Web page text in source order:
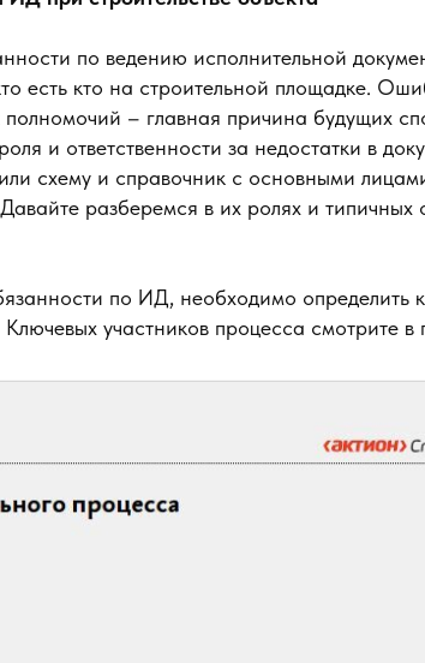
по ведению исполнительной
есть кто на строительной площадке.
– главная причина будущих
и ответственности за недостатки в
схему и справочник с основными
разберемся в их ролях и типичных
по ИД, необходимо определить
участников процесса смотрите в